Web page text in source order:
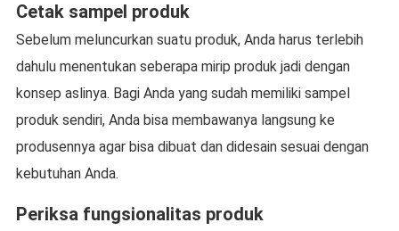
Cetak sampel produk
Sebelum meluncurkan suatu produk, Anda harus terlebih
dahulu menentukan seberapa mirip produk jadi dengan
konsep aslinya. Bagi Anda yang sudah memiliki sampel
produk sendiri, Anda bisa membawanya langsung ke
produsennya agar bisa dibuat dan didesain sesuai dengan
kebutuhan Anda.
Periksa fungsionalitas produk